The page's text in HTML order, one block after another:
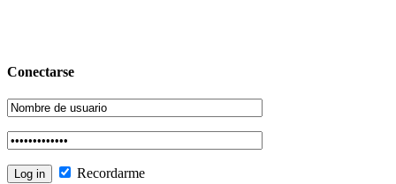
Conectarse
Recordarme